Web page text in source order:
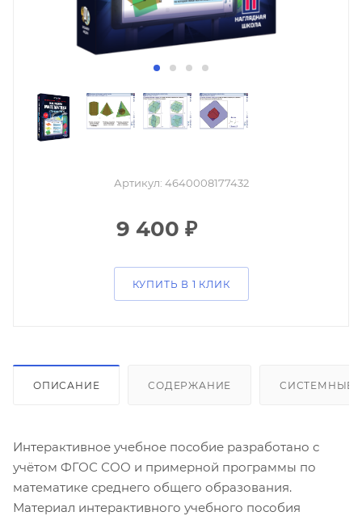
Артикул: 4640008177432
9 400 ₽
КУПИТЬ В 1 КЛИК
ОПИСАНИЕ СОДЕРЖАНИЕ СИСТЕМНЫЕ
Интерактивное учебное пособие разработано с
учётом ФГОС СОО и примерной программы по
математике среднего общего образования.
Материал интерактивного учебного пособия